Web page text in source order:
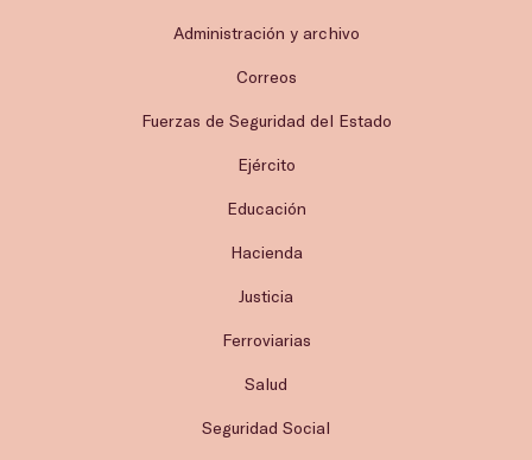
Administración y archivo
Correos
Fuerzas de Seguridad del Estado
Ejército
Educación
Hacienda
Justicia
Ferroviarias
Salud
Seguridad Social